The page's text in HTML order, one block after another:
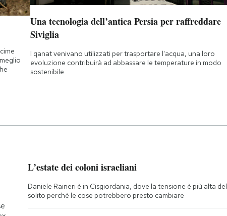
Una tecnologia dell’antica Persia per raffreddare
Siviglia
I qanat venivano utilizzati per trasportare l'acqua, una loro
evoluzione contribuirà ad abbassare le temperature in modo
sostenibile
L’estate dei coloni israeliani
Daniele Raineri è in Cisgiordania, dove la tensione è più alta del
solito perché le cose potrebbero presto cambiare